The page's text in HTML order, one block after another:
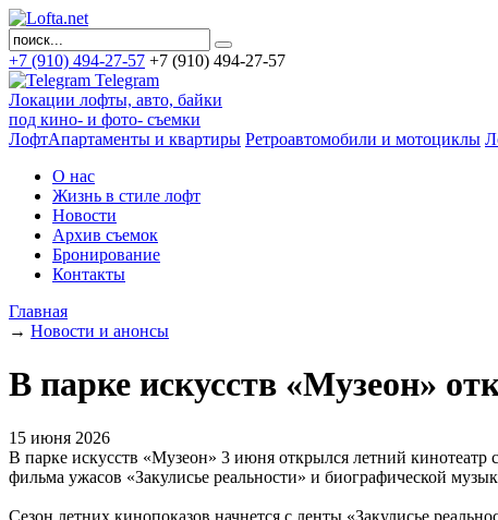
+7 (910) 494-27-57 +7 (910) 494-27-57
Telegram
Локации лофты, авто, байки
под кино- и фото- съемки
ЛофтАпартаменты и квартиры Ретроавтомобили и мотоциклы
О нас
Жизнь в стиле лофт
Новости
Архив съемок
Бронирование
Контакты
Главная
→ Новости и анонсы
В парке искусств «Музеон»
15 июня 2026
В парке искусств «Музеон» 3 июня открылся летний
фильма ужасов «Закулисье реальности» и биографической
Сезон летних кинопоказов начнется с ленты «Закулисье